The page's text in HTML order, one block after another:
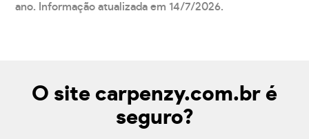
ano. Informação atualizada em 14/7/2026.
O site carpenzy.com.br é
seguro?